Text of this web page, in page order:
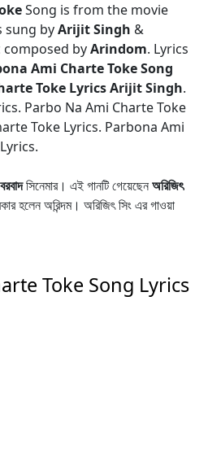
Song is from the movie
sung byArijit Singh &
composed byArindom. Lyrics
Ami Charte Toke Song
Toke Lyrics Arijit Singh.
Parbo Na Ami Charte Toke
Toke Lyrics. Parbona Ami
বরবাদসিনেমার। এই গানটি গেয়েছেনঅরিজিৎ
হলেন অরিন্দম। অরিজিৎ সিং এর গাওয়া
Toke Song Lyrics